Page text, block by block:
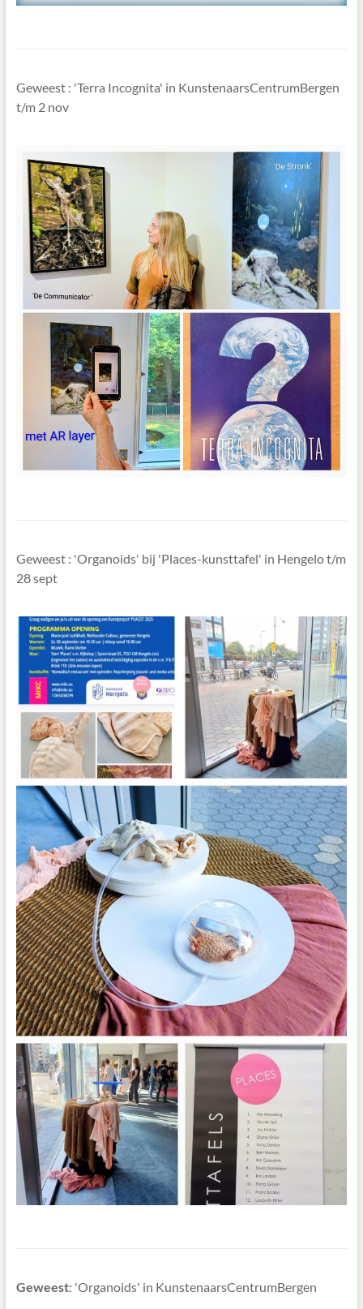
Geweest : 'Terra Incognita' in KunstenaarsCentrumBergen
t/m 2 nov
Geweest : 'Organoids' bij 'Places-kunsttafel' in Hengelo t/m
28 sept
Geweest: 'Organoids' in KunstenaarsCentrumBergen